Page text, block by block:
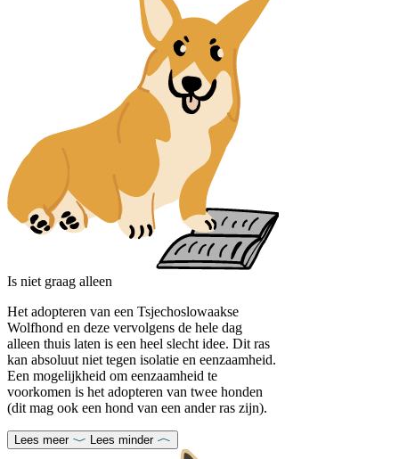
Is niet graag alleen
Het adopteren van een Tsjechoslowaakse
Wolfhond en deze vervolgens de hele dag
alleen thuis laten is een heel slecht idee. Dit ras
kan absoluut niet tegen isolatie en eenzaamheid.
Een mogelijkheid om eenzaamheid te
voorkomen is het adopteren van twee honden
(dit mag ook een hond van een ander ras zijn).
Lees meer Lees minder